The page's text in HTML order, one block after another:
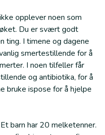
opplever noen som
Du er svært godt
ting. I timene og dagene
smertestillende for å
I noen tilfeller får
og antibiotika, for å
bruke ispose for å hjelpe
barn har 20 melketenner.